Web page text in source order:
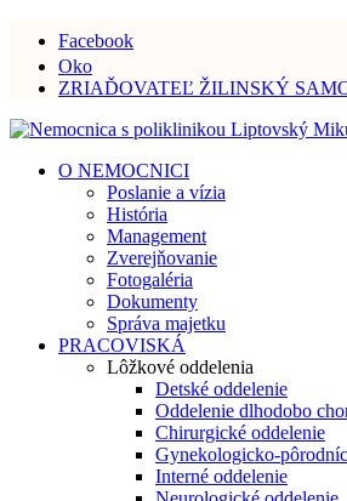
Facebook
Oko
ZRIAĎOVATEĽ ŽILINSKÝ
O NEMOCNICI
Poslanie a vízia
História
Management
Zverejňovanie
Fotogaléria
Dokumenty
Správa majetku
PRACOVISKÁ
Lôžkové oddelenia
Detské oddelenie
Oddelenie dlhodobo
Chirurgické oddelenie
Gynekologicko-
Interné oddelenie